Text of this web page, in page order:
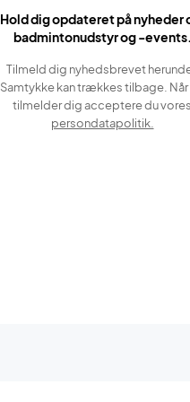
Hold dig opdateret på nyheder
badmintonudstyr og -events.
Tilmeld dig nyhedsbrevet
Samtykke kan trækkes tilbage. Når
tilmelder dig acceptere du vores
persondatapolitik.